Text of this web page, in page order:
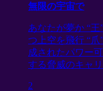
無限の宇宙で
あなたが夢か “
つ上空を飛行 “
成されたパワー
する脅威のキャ
2